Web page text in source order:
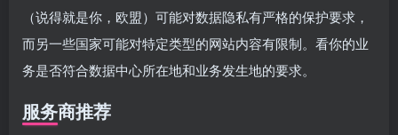
（说得就是你，欧盟）可能对数据隐私有严格的保护要求，
而另一些国家可能对特定类型的网站内容有限制。看你的业
务是否符合数据中心所在地和业务发生地的要求。
服务商推荐